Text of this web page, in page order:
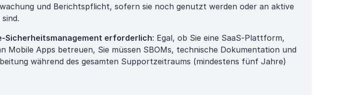
und Berichtspflicht, sofern sie noch genutzt werden oder an aktive
Sicherheitsmanagement erforderlich: Egal, ob Sie eine SaaS-Plattform,
Mobile Apps betreuen, Sie müssen SBOMs, technische Dokumentation und
während des gesamten Supportzeitraums (mindestens fünf Jahre)